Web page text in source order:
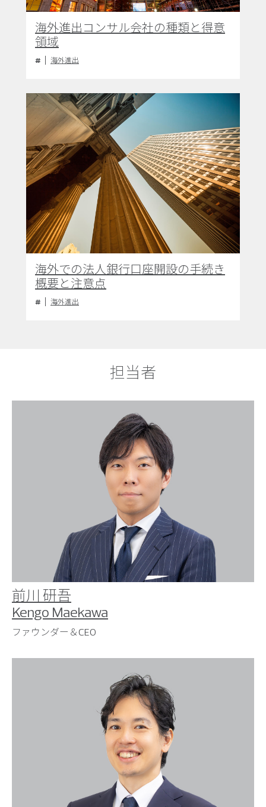
海外進出コンサル会社の種類と得意
領域
海外進出
海外での法人銀行口座開設の手続き
概要と注意点
海外進出
担当者
前川 研吾
Kengo Maekawa
ファウンダー＆CEO